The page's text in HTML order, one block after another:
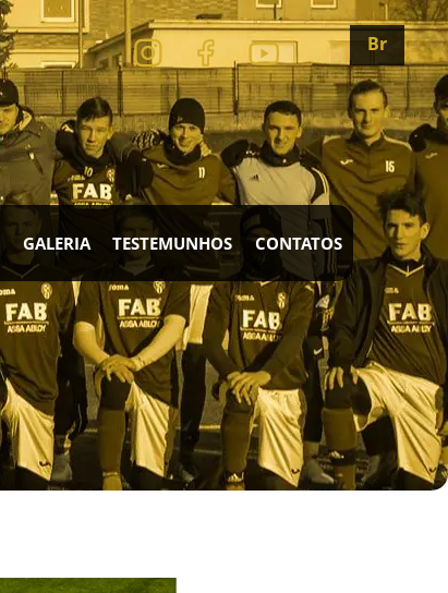
Br
GALERIA TESTEMUNHOS CONTATOS